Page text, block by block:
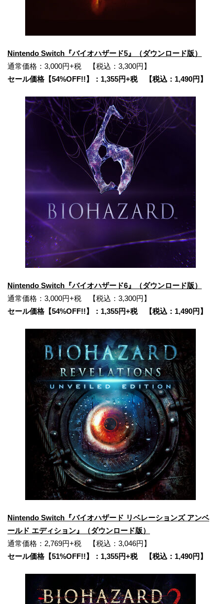
Nintendo Switch『バイオハザード5』（ダウンロード版）
通常価格：3,000円+税 【税込：3,300円】
セール価格【54%OFF!!】：1,355円+税 【税込：1,490円】
Nintendo Switch『バイオハザード6』（ダウンロード版）
通常価格：3,000円+税 【税込：3,300円】
セール価格【54%OFF!!】：1,355円+税 【税込：1,490円】
Nintendo Switch『バイオハザード リベレーションズ アンベ
ールド エディション』（ダウンロード版）
通常価格：2,769円+税 【税込：3,046円】
セール価格【51%OFF!!】：1,355円+税 【税込：1,490円】